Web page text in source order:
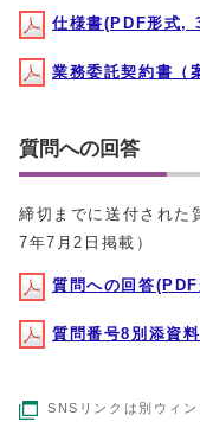
仕様書(PDF形式,
業務委託契約書
質問への回答
締切までに送付された
7年7月2日掲載）
質問への回答
質問番号8別添資
SNSリンクは別ウィ